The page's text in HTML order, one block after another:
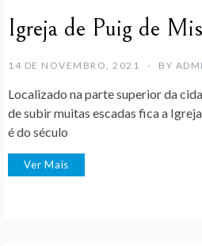
Igreja de Puig de
14 DE NOVEMBRO, 2021 BY
Localizado na parte superior da
de subir muitas escadas fica a
é do século
Ver Mais